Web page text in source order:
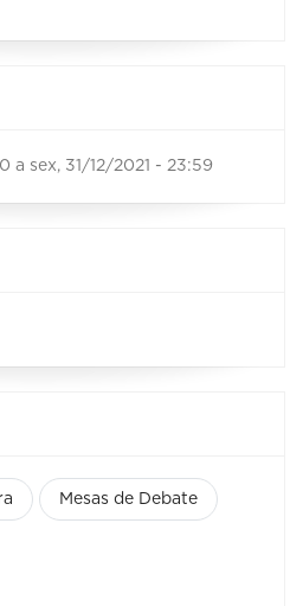
a sex, 31/12/2021 - 23:59
Mesas de Debate